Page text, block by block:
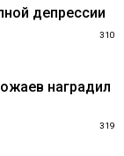
депрессии
310
наградил
319